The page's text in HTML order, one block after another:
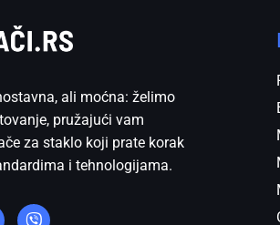
ali moćna: želimo
pružajući vam
za staklo koji prate korak
i tehnologijama.
i